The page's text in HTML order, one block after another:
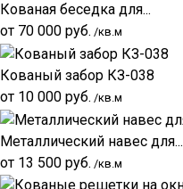
Кованая беседка для...
от 70 000 руб. /кв.м
Кованый забор КЗ-038
от 10 000 руб. /кв.м
Металлический навес для...
от 13 500 руб. /кв.м